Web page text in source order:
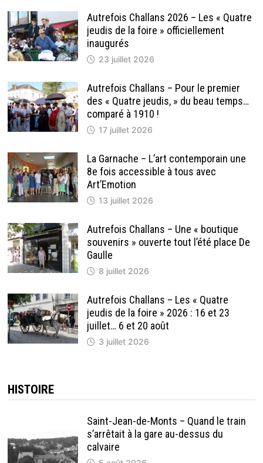
Autrefois Challans 2026 – Les « Quatre
jeudis de la foire » officiellement
inaugurés
23 juillet 2026
Autrefois Challans – Pour le premier
des « Quatre jeudis, » du beau temps…
comparé à 1910 !
17 juillet 2026
La Garnache – L’art contemporain une
8e fois accessible à tous avec
Art’Emotion
13 juillet 2026
Autrefois Challans – Une « boutique
souvenirs » ouverte tout l’été place De
Gaulle
8 juillet 2026
Autrefois Challans – Les « Quatre
jeudis de la foire » 2026 : 16 et 23
juillet… 6 et 20 août
3 juillet 2026
HISTOIRE
Saint-Jean-de-Monts – Quand le train
s’arrêtait à la gare au-dessus du
calvaire